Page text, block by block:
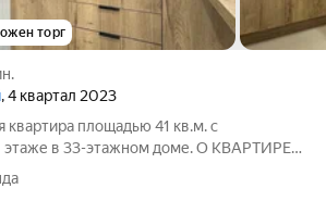
торг
, 4 квартал 2023
квартира площадью 41 кв.м. с
этаже в 33-этажном доме. О КВАРТИРЕ
включает в себя: кухонный
холодильником, духовым шкафом,